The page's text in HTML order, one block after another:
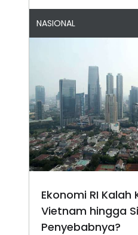
NASIONAL
Ekonomi RI
Vietnam hingga
Penyebabnya?